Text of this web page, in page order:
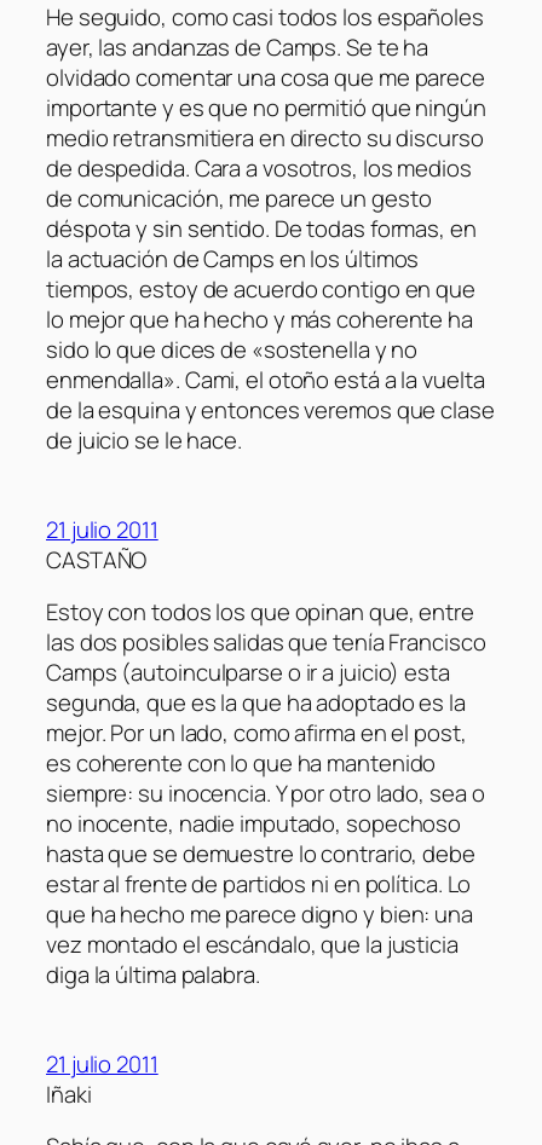
He seguido, como casi todos los españoles
ayer, las andanzas de Camps. Se te ha
olvidado comentar una cosa que me parece
importante y es que no permitió que ningún
medio retransmitiera en directo su discurso
de despedida. Cara a vosotros, los medios
de comunicación, me parece un gesto
déspota y sin sentido. De todas formas, en
la actuación de Camps en los últimos
tiempos, estoy de acuerdo contigo en que
lo mejor que ha hecho y más coherente ha
sido lo que dices de «sostenella y no
enmendalla». Cami, el otoño está a la vuelta
de la esquina y entonces veremos que clase
de juicio se le hace.
21 julio 2011
CASTAÑO
Estoy con todos los que opinan que, entre
las dos posibles salidas que tenía Francisco
Camps (autoinculparse o ir a juicio) esta
segunda, que es la que ha adoptado es la
mejor. Por un lado, como afirma en el post,
es coherente con lo que ha mantenido
siempre: su inocencia. Y por otro lado, sea o
no inocente, nadie imputado, sopechoso
hasta que se demuestre lo contrario, debe
estar al frente de partidos ni en política. Lo
que ha hecho me parece digno y bien: una
vez montado el escándalo, que la justicia
diga la última palabra.
21 julio 2011
Iñaki